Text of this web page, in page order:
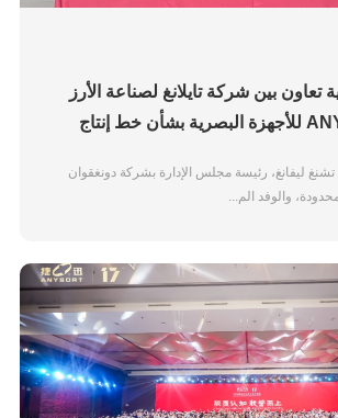
تعاون بين شركة تايلانغ لصناعة الأرز
وشركة ANYSORT للأجهزة البصرية بشأن خط إنتاج
تشنغ ليفانغ، رئيسة مجلس الإدارة بشركة دونغقوان
والوفد الم...